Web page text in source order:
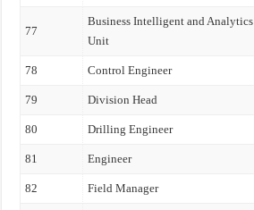
77
Business Intelligent and Analytics
Unit
78 Control Engineer
79 Division Head
80 Drilling Engineer
81 Engineer
82 Field Manager